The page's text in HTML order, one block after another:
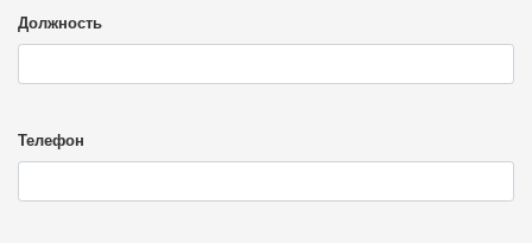
Должность
Телефон